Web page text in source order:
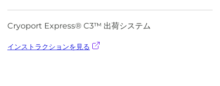
Cryoport Express® C3™ 出荷システム
インストラクションを見る